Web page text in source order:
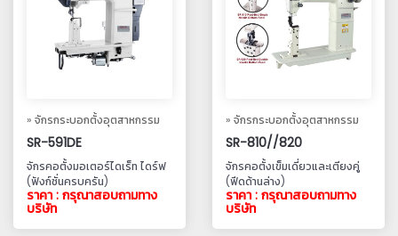
» จักรกระบอกตั้งอุตสาหกรรม
SR-591DE
จักรคอตั้งมอเตอร์ไดเร็ท ไดร์ฟ
(ฟังก์ชั่นครบครัน)
ราคา : กรุณาสอบถามทาง
บริษัท
» จักรกระบอกตั้งอุตสาหกรรม
SR-810//820
จักรคอตั้งเข็มเดี่ยวและเตียงคู่
(ฟีดด้านล่าง)
ราคา : กรุณาสอบถามทาง
บริษัท